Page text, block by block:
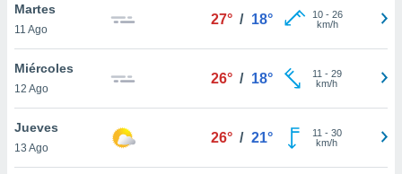
cookies
aceptar
Martes
11 Ago
27° / 18° 10- 26
km/h
Miércoles
12 Ago
26° / 18° 11 - 29
km/h
Jueves
13 Ago
26° / 21° 11 - 30
km/h